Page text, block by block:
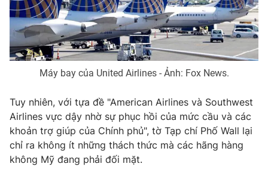
VTV Sức khoẻ Bất động sản
Thị trường 24h Tấm lòng Việt
VTV9 VTV8
Liên hệ tòa soạn English
Máy bay của United Airlines - Ảnh: Fox News.
Tuy nhiên, với tựa đề "American Airlines và Southwest
Airlines vực dậy nhờ sự phục hồi của mức cầu và các
khoản trợ giúp của Chính phủ", tờ Tạp chí Phố Wall lại
chỉ ra không ít những thách thức mà các hãng hàng
không Mỹ đang phải đối mặt.